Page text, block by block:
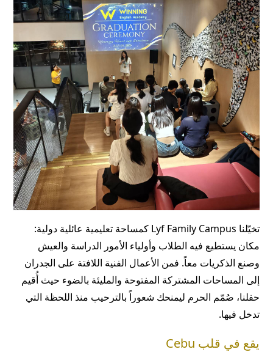
تخيّلنا Lyf Family Campus كمساحة تعليمية عائلية دولية:
مكان يستطيع فيه الطلاب وأولياء الأمور الدراسة والعيش
وصنع الذكريات معاً. فمن الأعمال الفنية اللافتة على الجدران
إلى المساحات المشتركة المفتوحة والمليئة بالضوء حيث أُقيم
حفلنا، صُمّم الحرم ليمنحك شعوراً بالترحيب منذ اللحظة التي
تدخل فيها.
يقع في قلب Cebu